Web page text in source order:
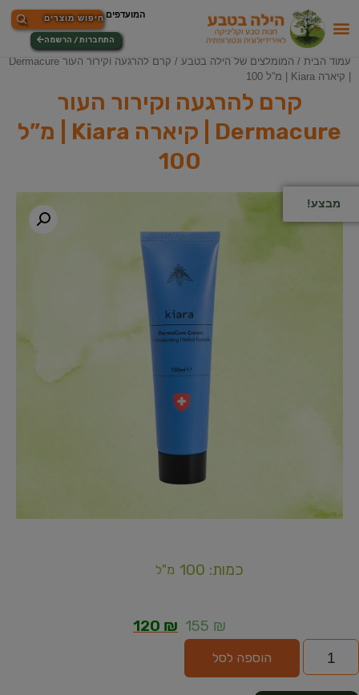
התחברות / הרשמה
עמוד הבית / המומלצים של הילה בטבע
/ קרם להרגעה וקירור העור Dermacure
| קיארה Kiara | מ”ל 100
קרם להרגעה וקירור העור
Dermacure | קיארה Kiara | מ”ל
100
מבצע!
כמות: 100 מ"ל
155 ₪
120 ₪
הוספה לסל